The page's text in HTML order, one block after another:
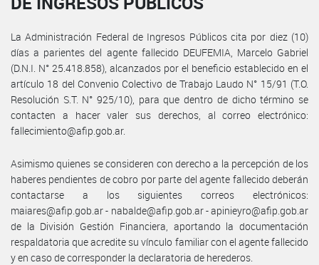
La Administración Federal de Ingresos Públicos cita por diez (10)
días a parientes del agente fallecido DEUFEMIA, Marcelo Gabriel
(D.N.I. N° 25.418.858), alcanzados por el beneficio establecido en el
artículo 18 del Convenio Colectivo de Trabajo Laudo N° 15/91 (T.O.
Resolución S.T. N° 925/10), para que dentro de dicho término se
contacten a hacer valer sus derechos, al correo electrónico:
fallecimiento@afip.gob.ar.
Asimismo quienes se consideren con derecho a la percepción de los
haberes pendientes de cobro por parte del agente fallecido deberán
contactarse a los siguientes correos electrónicos:
maiares@afip.gob.ar - nabalde@afip.gob.ar - apinieyro@afip.gob.ar
de la División Gestión Financiera, aportando la documentación
respaldatoria que acredite su vínculo familiar con el agente fallecido
y en caso de corresponder la declaratoria de herederos.